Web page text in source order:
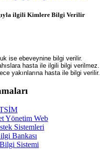
ilgili Kimlere Bilgi Verilir
ise ebeveynine bilgi verilir.
hasta ile ilgili bilgi verilmez.
yakınlarına hasta ile bilgi verilir.
Yönetim Web
Sistemleri
Bankası
Sistemi